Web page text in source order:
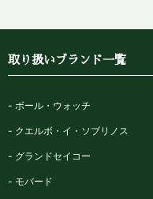
取り扱いブランド一覧
ボール・ウォッチ
クエルボ・イ・ソブリノス
グランドセイコー
モバード